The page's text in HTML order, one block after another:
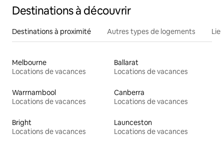
Destinations à découvrir
Destinations à proximité Autres types de logements
Melbourne
Locations de vacances
Ballarat
Locations de vacances
Warrnambool
Locations de vacances
Canberra
Locations de vacances
Bright
Locations de vacances
Launceston
Locations de vacances